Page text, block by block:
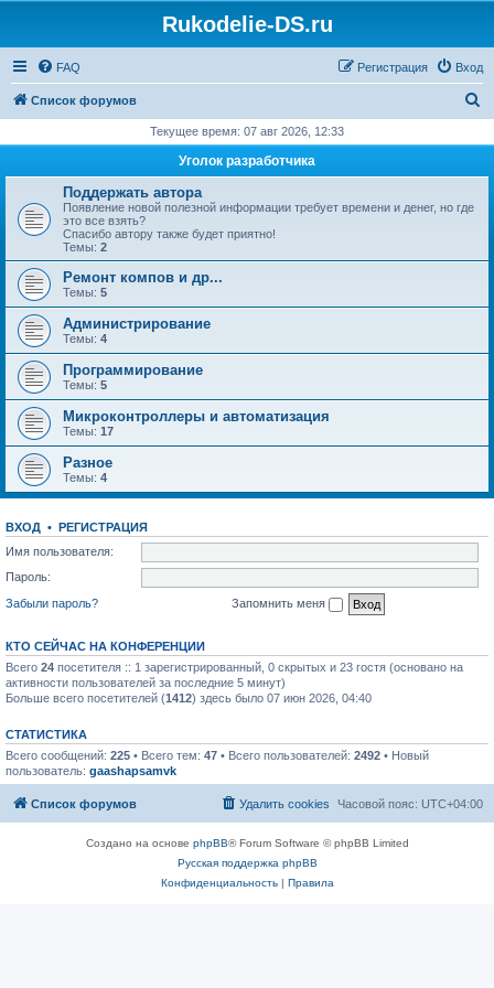
Rukodelie-DS.ru
FAQ Вход
Регистрация
Список форумов
с
Текущее время: 07 авг 2026, 12:33
Уголок разработчика
Поддержать автора
Появление новой полезной информации требует времени и денег, но где
это все взять?
Спасибо автору также будет приятно!
Темы: 2
Ремонт компов и др...
Темы: 5
Администрирование
Темы: 4
Программирование
Темы: 5
Микроконтроллеры и автоматизация
Темы: 17
Разное
Темы: 4
ВХОД • РЕГИСТРАЦИЯ
Имя пользователя:
Пароль:
Забыли пароль?
Запомнить меня
КТО СЕЙЧАС НА КОНФЕРЕНЦИИ
Всего 24 посетителя :: 1 зарегистрированный, 0 скрытых и 23 гостя (основано на
активности пользователей за последние 5 минут)
Больше всего посетителей (1412) здесь было 07 июн 2026, 04:40
СТАТИСТИКА
Всего сообщений: 225 • Всего тем: 47 • Всего пользователей: 2492 • Новый
пользователь: gaashapsamvk
Список форумов Часовой пояс: UTC+04:00
Удалить cookies
Создано на основе phpBB® Forum Software © phpBB Limited
Русская поддержка phpBB
Конфиденциальность| Правила